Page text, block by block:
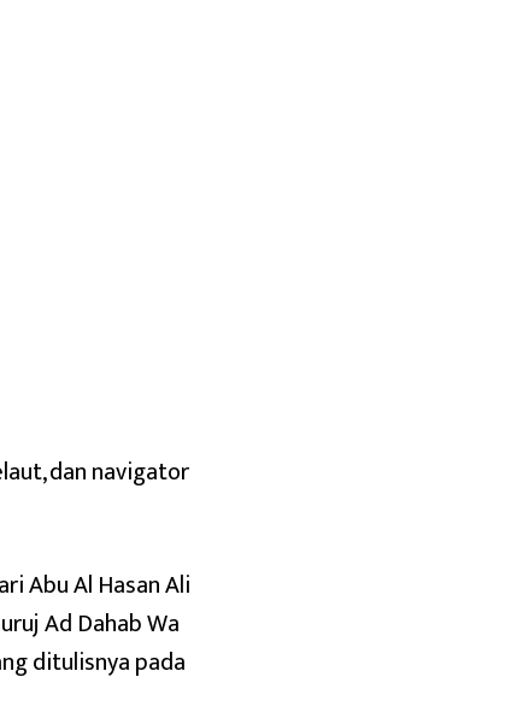
dan navigator
Abu Al Hasan Ali
Ad Dahab Wa
ditulisnya pada